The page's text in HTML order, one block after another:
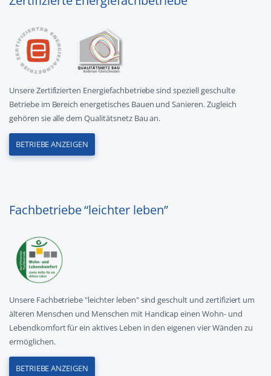
Unsere Zertifizierten Energiefachbetriebe sind speziell geschulte
Betriebe im Bereich energetisches Bauen und Sanieren. Zugleich
gehören sie alle dem Qualitätsnetz Bau an.
BETRIEBE ANZEIGEN
Fachbetriebe “leichter leben”
Unsere Fachbetriebe "leichter leben" sind geschult und zertifiziert um
älteren Menschen und Menschen mit Handicap einen Wohn- und
Lebendkomfort für ein aktives Leben in den eigenen vier Wänden zu
ermöglichen.
BETRIEBE ANZEIGEN